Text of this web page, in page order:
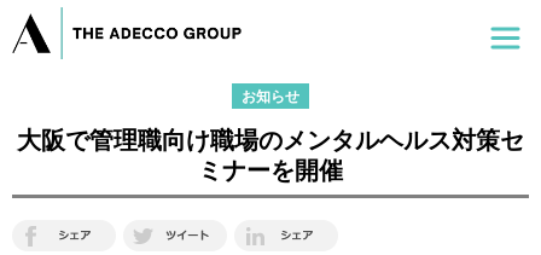
お知らせ
大阪で管理職向け職場のメンタルヘルス対策セ
ミナーを開催